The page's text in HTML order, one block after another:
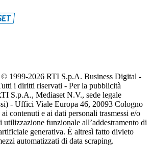
1999-2026 RTI S.p.A. Business Digital -
i diritti riservati - Per la pubblicità
S.p.A., Mediaset N.V., sede legale
- Uffici Viale Europa 46, 20093 Cologno
contenuti e ai dati personali trasmessi e/o
funzionale all’addestramento di
generativa. È altresì fatto divieto
automatizzati di data scraping.